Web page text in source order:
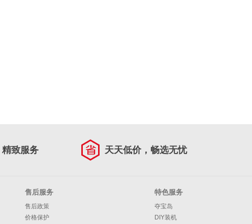
致服务 天天低价，畅选无忧
售后服务
售后政策
价格保护
特色服务
夺宝岛
DIY装机